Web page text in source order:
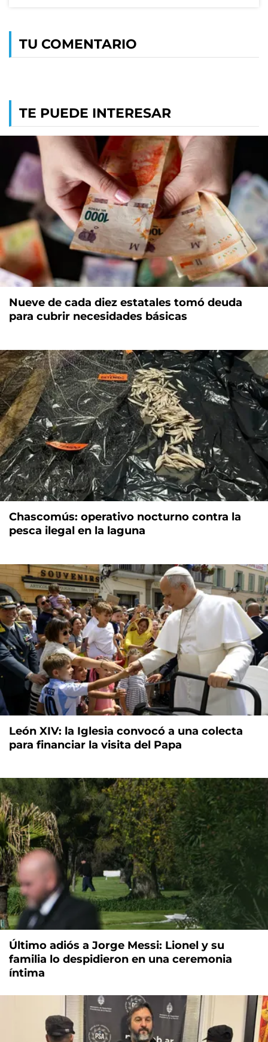
TU COMENTARIO
TE PUEDE INTERESAR
Nueve de cada diez estatales tomó deuda
para cubrir necesidades básicas
Chascomús: operativo nocturno contra la
pesca ilegal en la laguna
León XIV: la Iglesia convocó a una colecta
para financiar la visita del Papa
Último adiós a Jorge Messi: Lionel y su
familia lo despidieron en una ceremonia
íntima